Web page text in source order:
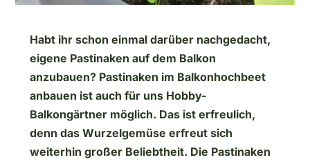
Habt ihr schon einmal darüber nachgedacht,
eigene Pastinaken auf dem Balkon
anzubauen? Pastinaken im Balkonhochbeet
anbauen ist auch für uns Hobby-
Balkongärtner möglich. Das ist erfreulich,
denn das Wurzelgemüse erfreut sich
weiterhin großer Beliebtheit. Die Pastinaken